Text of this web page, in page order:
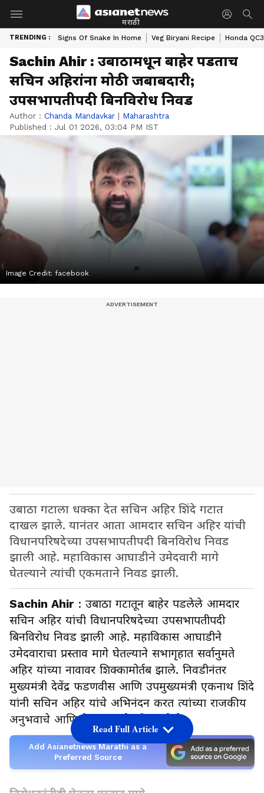
मराठी
TRENDING : Signs Of Snake In Home Veg Biryani Recipe Honda
Sachin Ahir : उबाठामधून बाहेर पडताच
सचिन अहिरांना मोठी जबाबदारी;
उपसभापतीपदी बिनविरोध निवड
Author : Chanda Mandavkar | Maharashtra
Published : Jul 01 2026, 03:04 PM IST
Image Credit: facebook
उबाठा गटाला धक्का देत सचिन अहिर शिंदे गटात
दाखल झाले. यानंतर आता आमदार सचिन अहिर यांची
विधानपरिषदेच्या उपसभापतीपदी बिनविरोध निवड
झाली आहे. महाविकास आघाडीने उमेदवारी मागे
घेतल्याने त्यांची एकमताने निवड झाली.
Sachin Ahir : उबाठा गटातून बाहेर पडलेले आमदार
सचिन अहिर यांची विधानपरिषदेच्या उपसभापतीपदी
बिनविरोध निवड झाली आहे. महाविकास आघाडीने
उमेदवाराचा प्रस्ताव मागे घेतल्याने सभागृहात सर्वानुमते
अहिर यांच्या नावावर शिक्कामोर्तब झाले. निवडीनंतर
मुख्यमंत्री देवेंद्र फडणवीस आणि उपमुख्यमंत्री एकनाथ शिंदे
यांनी सचिन अहिर यांचे अभिनंदन करत त्यांच्या राजकीय
अनुभवाचे आणि नेतृत्वगुणांचे कौतुक केले.
Add Asianetnews Marathi as a
Preferred Source
Read Full Article